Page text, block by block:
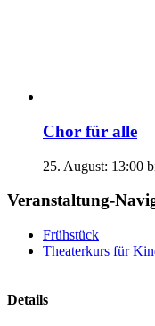
Chor für alle
25. August: 13:00
Veranstaltung-
Frühstück
Theaterkurs für
Details